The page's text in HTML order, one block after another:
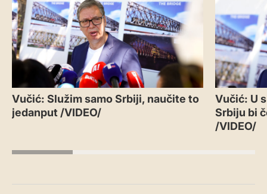
Vučić: Služim samo Srbiji, naučite to
jedanput /VIDEO/
Vučić: U
Srbiju bi
/VIDEO/